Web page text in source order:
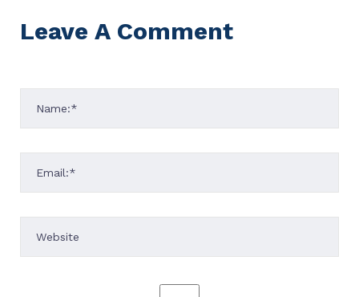
Leave A Comment